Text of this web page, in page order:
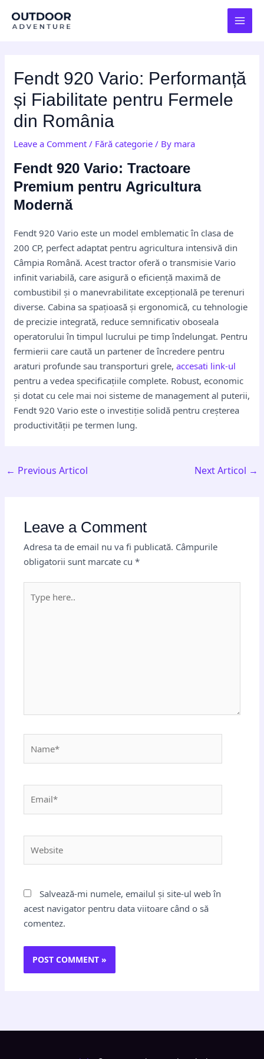
Fendt 920 Vario: Performanță
și Fiabilitate pentru Fermele
din România
Leave a Comment / Fără categorie / By mara
Fendt 920 Vario: Tractoare
Premium pentru Agricultura
Modernă
Fendt 920 Vario este un model emblematic în clasa de
200 CP, perfect adaptat pentru agricultura intensivă din
Câmpia Română. Acest tractor oferă o transmisie Vario
infinit variabilă, care asigură o eficiență maximă de
combustibil și o manevrabilitate excepțională pe terenuri
diverse. Cabina sa spațioasă și ergonomică, cu tehnologie
de precizie integrată, reduce semnificativ oboseala
operatorului în timpul lucrului pe timp îndelungat. Pentru
fermierii care caută un partener de încredere pentru
araturi profunde sau transporturi grele,accesati link-ul
pentru a vedea specificațiile complete. Robust, economic
și dotat cu cele mai noi sisteme de management al puterii,
Fendt 920 Vario este o investiție solidă pentru creșterea
productivității pe termen lung.
navigation
← Previous Articol Next Articol →
Leave a Comment
Adresa ta de email nu va fi publicată. Câmpurile
obligatorii sunt marcate cu*
here..
Salvează-mi numele, emailul și site-ul web în
acest navigator pentru data viitoare când o să
comentez.